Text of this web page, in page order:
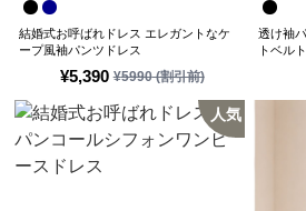
¥5,390 ¥5990(割引前)
結婚式お呼ばれドレス エレガントなケ
ープ風袖パンツドレス
透け袖
トベル
人気